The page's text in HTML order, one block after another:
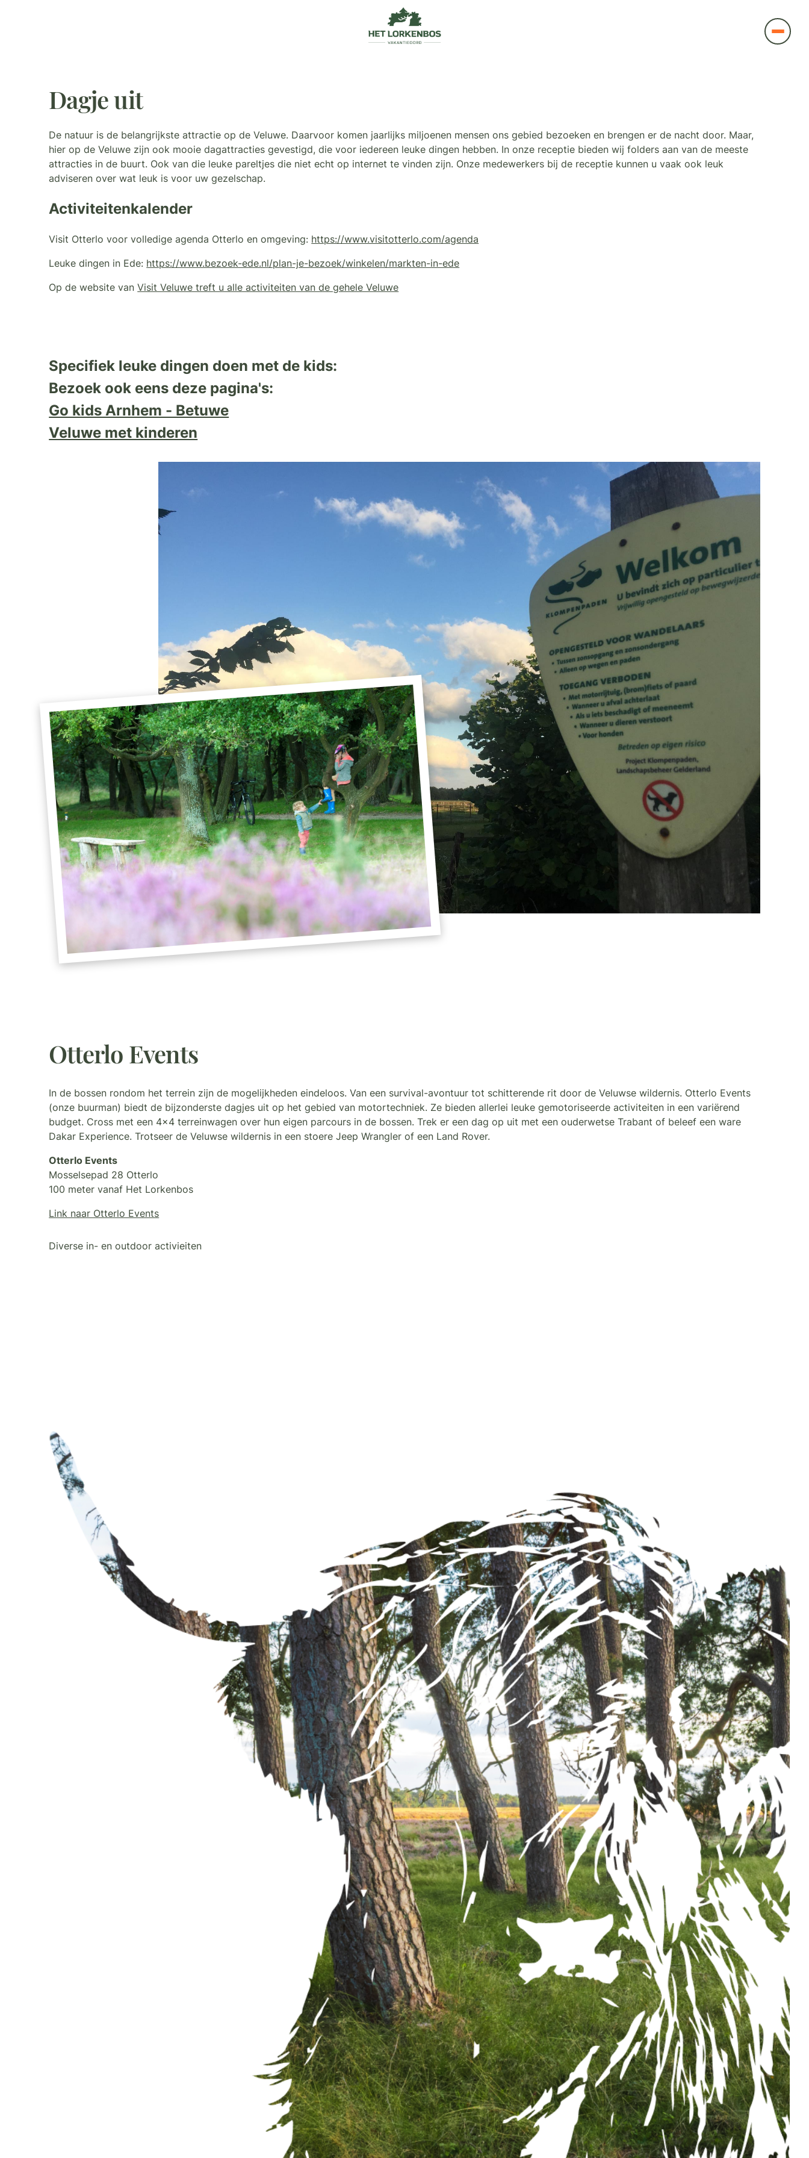
Dagje uit
De natuur is de belangrijkste attractie op de Veluwe. Daarvoor komen jaarlijks miljoenen mensen ons gebied bezoeken en brengen er de nacht door. Maar,
hier op de Veluwe zijn ook mooie dagattracties gevestigd, die voor iedereen leuke dingen hebben. In onze receptie bieden wij folders aan van de meeste
attracties in de buurt. Ook van die leuke pareltjes die niet echt op internet te vinden zijn. Onze medewerkers bij de receptie kunnen u vaak ook leuk
adviseren over wat leuk is voor uw gezelschap.
Activiteitenkalender
Visit Otterlo voor volledige agenda Otterlo en omgeving: https://www.visitotterlo.com/agenda
Leuke dingen in Ede: https://www.bezoek-ede.nl/plan-je-bezoek/winkelen/markten-in-ede
Op de website vanVisit Veluwe treft u alle activiteiten van de gehele Veluwe
Specifiek leuke dingen doen met de kids:
Bezoek ook eens deze pagina's:
Go kids Arnhem - Betuwe
Veluwe met kinderen
Otterlo Events
In de bossen rondom het terrein zijn de mogelijkheden eindeloos. Van een survival-avontuur tot schitterende rit door de Veluwse wildernis. Otterlo Events
(onze buurman) biedt de bijzonderste dagjes uit op het gebied van motortechniek. Ze bieden allerlei leuke gemotoriseerde activiteiten in een variërend
budget. Cross met een 4×4 terreinwagen over hun eigen parcours in de bossen. Trek er een dag op uit met een ouderwetse Trabant of beleef een ware
Dakar Experience. Trotseer de Veluwse wildernis in een stoere Jeep Wrangler of een Land Rover.
Otterlo Events
Mosselsepad 28 Otterlo
100 meter vanaf Het Lorkenbos
Link naar Otterlo Events
Diverse in- en outdoor activieiten